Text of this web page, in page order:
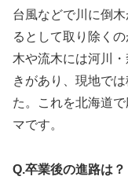
台風などで川に倒
るとして取り除く
木や流木には河川
きがあり、現地で
た。これを北海道
マです。
Q.卒業後の進路は？